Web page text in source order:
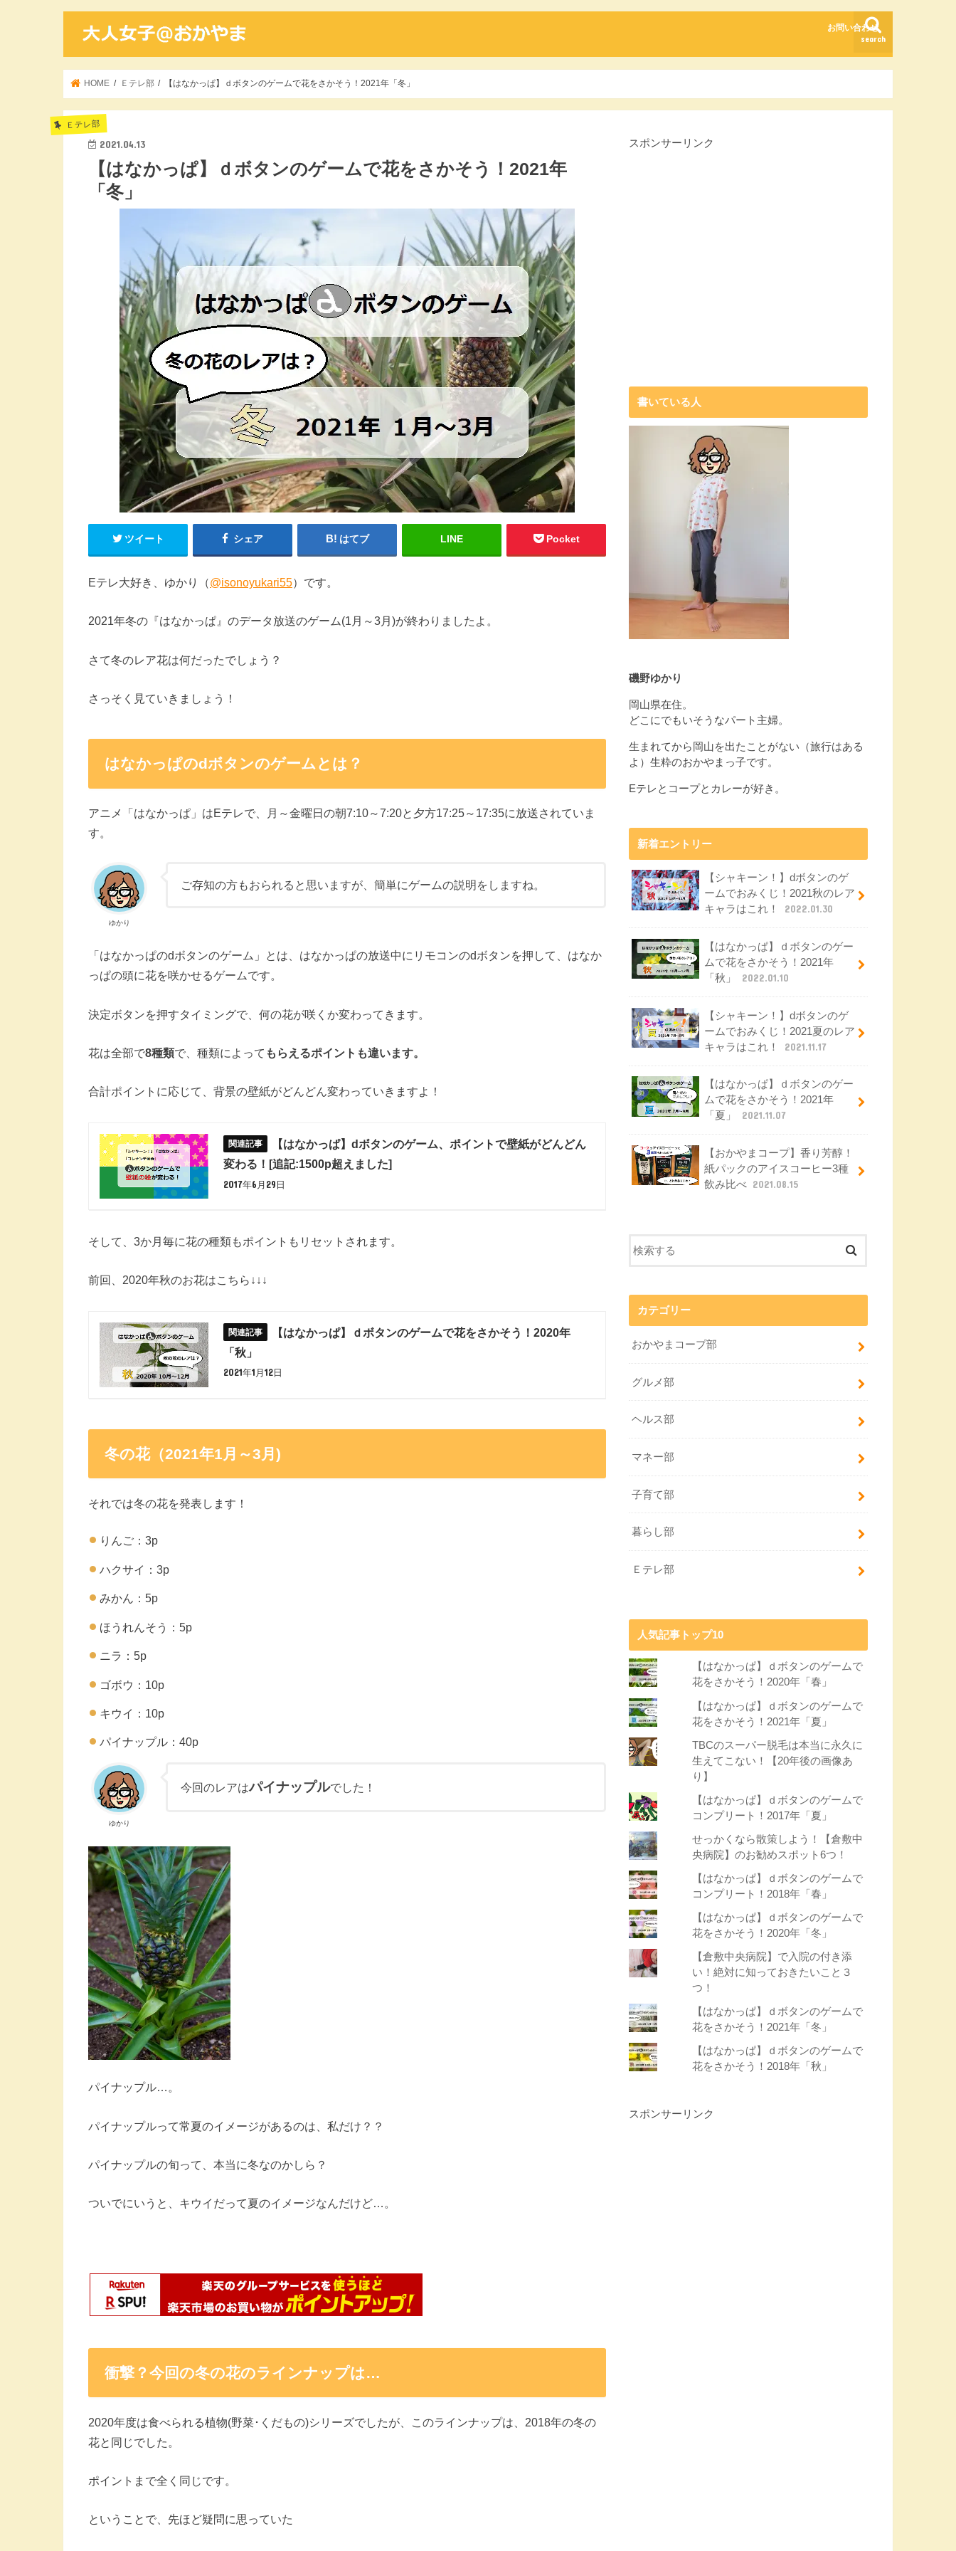
search
お問い合わせ
HOME Ｅテレ部 【はなかっぱ】ｄボタンのゲームで花をさかそう！2021年「冬」
Ｅテレ部
2021.04.13
【はなかっぱ】ｄボタンのゲームで花をさかそう！2021年
「冬」
ツイート シェア はてブ LINE Pocket
Eテレ大好き、ゆかり（@isonoyukari55）です。
2021年冬の『はなかっぱ』のデータ放送のゲーム(1月～3月)が終わりましたよ。
さて冬のレア花は何だったでしょう？
さっそく見ていきましょう！
はなかっぱのdボタンのゲームとは？
アニメ「はなかっぱ」はEテレで、月～金曜日の朝7:10～7:20と夕方17:25～17:35に放送されていま
す。
ゆかり
ご存知の方もおられると思いますが、簡単にゲームの説明をしますね。
「はなかっぱのdボタンのゲーム」とは、はなかっぱの放送中にリモコンのdボタンを押して、はなか
っぱの頭に花を咲かせるゲームです。
決定ボタンを押すタイミングで、何の花が咲くか変わってきます。
花は全部で8種類で、種類によって もらえるポイントも違います。
合計ポイントに応じて、背景の壁紙がどんどん変わっていきますよ！
【はなかっぱ】dボタンのゲーム、ポイントで壁紙がどんどん
変わる！[追記:1500p超えました]
2017年6月29日
そして、3か月毎に花の種類もポイントもリセットされます。
前回、2020年秋のお花はこちら↓↓↓
【はなかっぱ】ｄボタンのゲームで花をさかそう！2020年
「秋」
2021年1月12日
冬の花（2021年1月～3月)
それでは冬の花を発表します！
りんご：3p
ハクサイ：3p
みかん：5p
ほうれんそう：5p
ニラ：5p
ゴボウ：10p
キウイ：10p
パイナップル：40p
ゆかり
今回のレアはパイナップルでした！
パイナップル…。
パイナップルって常夏のイメージがあるのは、私だけ？？
パイナップルの旬って、本当に冬なのかしら？
ついでにいうと、キウイだって夏のイメージなんだけど…。
衝撃？今回の冬の花のラインナップは…
2020年度は食べられる植物(野菜･くだもの)シリーズでしたが、このラインナップは、2018年の冬の
花と同じでした。
ポイントまで全く同じです。
ということで、先ほど疑問に思っていた
スポンサーリンク
書いている人
磯野ゆかり
岡山県在住。
どこにでもいそうなパート主婦。
生まれてから岡山を出たことがない（旅行はある
よ）生粋のおかやまっ子です。
Eテレとコープとカレーが好き。
新着エントリー
【シャキーン！】dボタンのゲ
ームでおみくじ！2021秋のレア
キャラはこれ！
2022.01.30
【はなかっぱ】ｄボタンのゲー
ムで花をさかそう！2021年
「秋」
2022.01.10
【シャキーン！】dボタンのゲ
ームでおみくじ！2021夏のレア
キャラはこれ！
2021.11.17
【はなかっぱ】ｄボタンのゲー
ムで花をさかそう！2021年
「夏」
2021.11.07
【おかやまコープ】香り芳醇！
紙パックのアイスコーヒー3種
飲み比べ 2021.08.15
カテゴリー
おかやまコープ部
グルメ部
ヘルス部
マネー部
子育て部
暮らし部
Ｅテレ部
人気記事トップ10
【はなかっぱ】ｄボタンのゲームで
花をさかそう！2020年「春」
【はなかっぱ】ｄボタンのゲームで
花をさかそう！2021年「夏」
TBCのスーパー脱毛は本当に永久に
生えてこない！【20年後の画像あ
り】
【はなかっぱ】ｄボタンのゲームで
コンプリート！2017年「夏」
せっかくなら散策しよう！【倉敷中
央病院】のお勧めスポット6つ！
【はなかっぱ】ｄボタンのゲームで
コンプリート！2018年「春」
【はなかっぱ】ｄボタンのゲームで
花をさかそう！2020年「冬」
【倉敷中央病院】で入院の付き添
い！絶対に知っておきたいこと３
つ！
【はなかっぱ】ｄボタンのゲームで
花をさかそう！2021年「冬」
【はなかっぱ】ｄボタンのゲームで
花をさかそう！2018年「秋」
スポンサーリンク